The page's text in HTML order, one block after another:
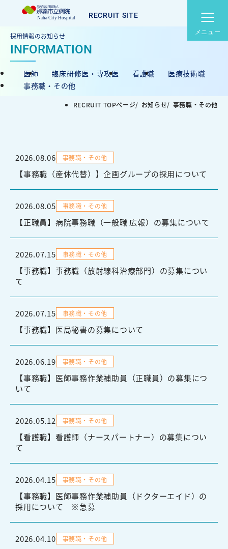
RECRUIT SITE
メニュー
募集職種
働く環境・制度
病院概要
CONTACT
採用情報のお知らせ
医師 臨床研修医・専攻医 看護職
医療技術職
事務職・その他
RECRUIT TOPページ お知らせ 事務職・その他
2026.08.06 事務職・その他
【事務職（産休代替）】企画グループの採用について
2026.08.05 事務職・その他
【正職員】病院事務職（一般職 広報）の募集について
2026.07.15 事務職・その他
【事務職】事務職（放射線科治療部門）の募集につい
て
2026.07.15 事務職・その他
【事務職】医局秘書の募集について
2026.06.19 事務職・その他
【事務職】医師事務作業補助員（正職員）の募集につ
いて
2026.05.12 事務職・その他
【看護職】看護師（ナースパートナー）の募集につい
て
2026.04.15 事務職・その他
【事務職】医師事務作業補助員（ドクターエイド）の
採用について ※急募
2026.04.10 事務職・その他